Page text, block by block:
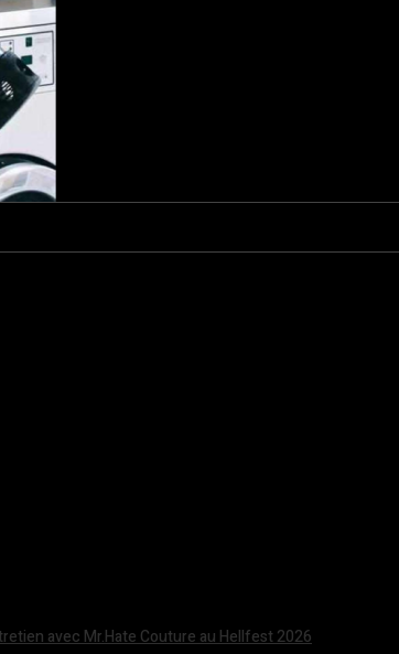
avec Mr.Hate Couture au Hellfest 2026